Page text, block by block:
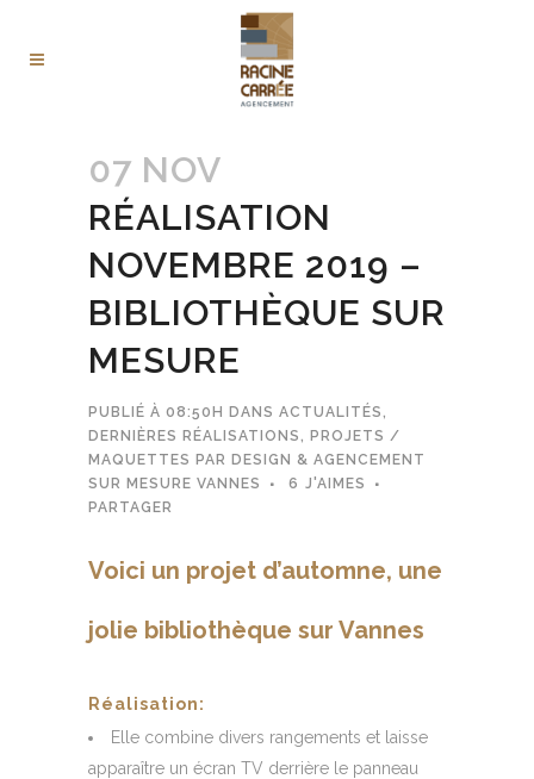
07 NOV
RÉALISATION
NOVEMBRE 2019 –
BIBLIOTHÈQUE SUR
MESURE
PUBLIÉ À 08:50H DANS ACTUALITÉS,
DERNIÈRES RÉALISATIONS, PROJETS /
MAQUETTES PAR DESIGN & AGENCEMENT
SUR MESURE VANNES
6 J'AIMES
PARTAGER
Voici un projet d’automne, une
jolie bibliothèque sur Vannes
Réalisation:
Elle combine divers rangements et laisse
apparaître un écran TV derrière le panneau